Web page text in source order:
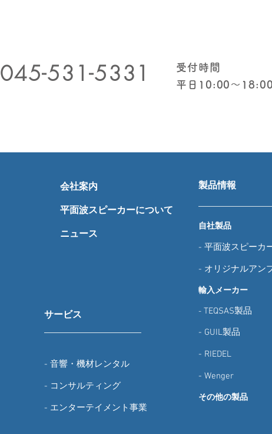
045-531-5331
受付時間
平日10:00〜
会社案内
平面波スピーカーについて
ニュース
サービス
- 音響・機材レンタル
- コンサルティング
- エンターテイメント事業
製品情報
自社製品
- 平面波スピーカ
- オリジナルアン
輸入メーカー
- TEQSAS製品
- GUIL製品
- RIEDEL
- Wenger
その他の製品